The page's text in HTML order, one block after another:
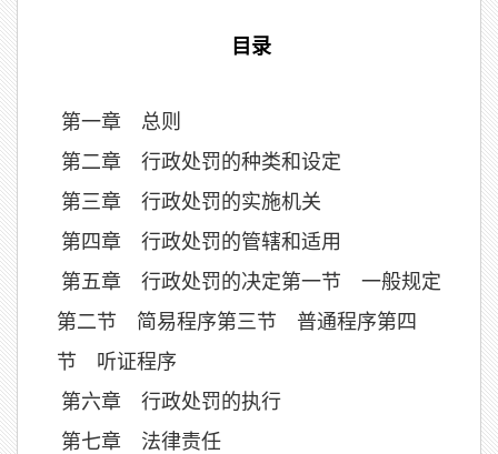
目录
第一章 总则
第二章 行政处罚的种类和设定
第三章 行政处罚的实施机关
第四章 行政处罚的管辖和适用
第五章 行政处罚的决定第一节 一般规定
第二节 简易程序第三节 普通程序第四
节 听证程序
第六章 行政处罚的执行
第七章 法律责任